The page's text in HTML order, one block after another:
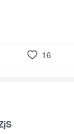
16